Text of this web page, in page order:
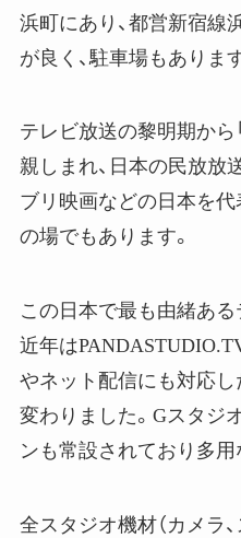
浜町にあり、都営新宿線
が良く、駐車場もあります
テレビ放送の黎明期から
親しまれ、日本の民放放
ブリ映画などの日本を
の場でもあります。
この日本で最も由緒ある
近年は
やネット配信にも対応
変わりました。Gスタジ
ンも常設されており多用
全スタジオ機材（カメラ